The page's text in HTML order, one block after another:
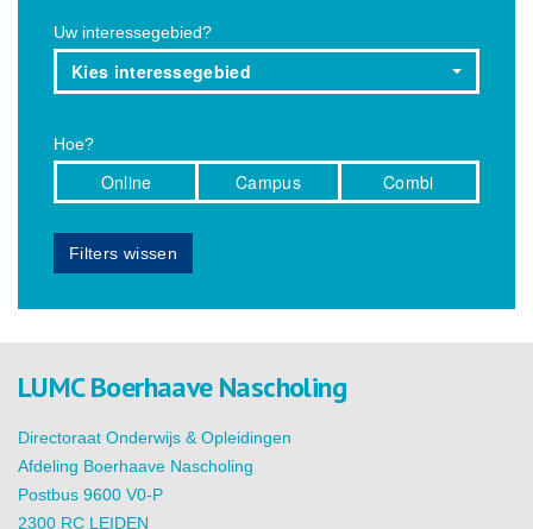
Uw interessegebied?
Kies interessegebied
Hoe?
Online Campus Combi
Filters wissen
LUMC Boerhaave Nascholing
Directoraat Onderwijs & Opleidingen
Afdeling Boerhaave Nascholing
Postbus 9600 V0-P
2300 RC LEIDEN